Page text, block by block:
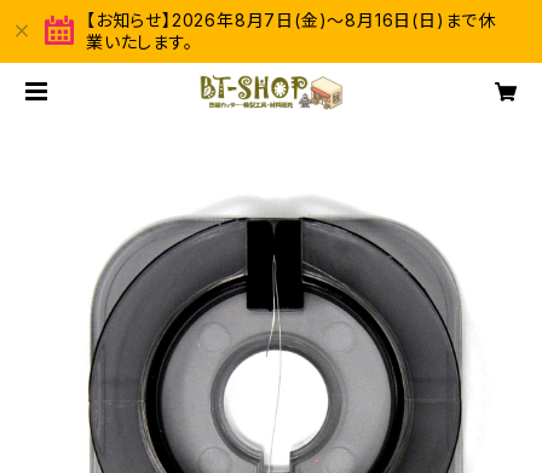
【お知らせ】2026年8月7日(金)～8月16日(日)まで休
業いたします。